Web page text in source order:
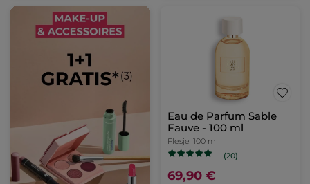
Eau de Parfum Sable
Fauve - 100 ml
Flesje 100 ml
(20)
69,90 €